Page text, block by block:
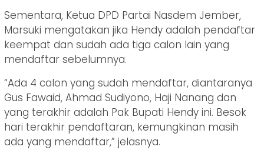
Sementara, Ketua DPD Partai Nasdem Jember,
Marsuki mengatakan jika Hendy adalah pendaftar
keempat dan sudah ada tiga calon lain yang
mendaftar sebelumnya.
“Ada 4 calon yang sudah mendaftar, diantaranya
Gus Fawaid, Ahmad Sudiyono, Haji Nanang dan
yang terakhir adalah Pak Bupati Hendy ini. Besok
hari terakhir pendaftaran, kemungkinan masih
ada yang mendaftar,” jelasnya.